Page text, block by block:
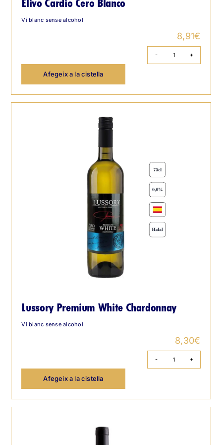
Vi blanc sense alcohol
8,91€
quantitat
Cero
Blanco
Afegeix a la cistella
Lussory Premium White Chardonnay
Vi blanc sense alcohol
8,30€
quantitat
White
Chardonnay
Afegeix a la cistella